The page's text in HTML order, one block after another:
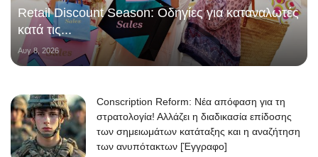
Retail Discount Season: Οδηγίες για καταναλωτές
κατά τις...
Αυγ 8, 2026
Conscription Reform: Νέα απόφαση για τη
στρατολογία! Αλλάζει η διαδικασία επίδοσης
των σημειωμάτων κατάταξης και η αναζήτηση
των ανυπότακτων [Έγγραφο]